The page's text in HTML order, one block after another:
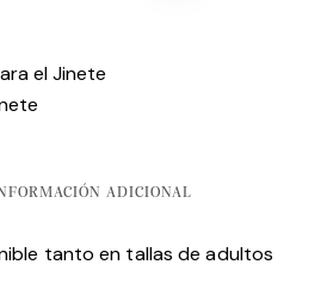
el Jinete
ADICIONAL
tanto en tallas de adultos